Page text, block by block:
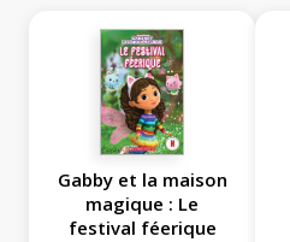
Gabby et la maison
magique : Le
festival féerique